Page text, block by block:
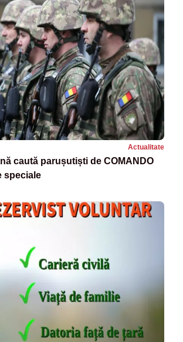
Actualitate
caută parușutiști de COMANDO
speciale